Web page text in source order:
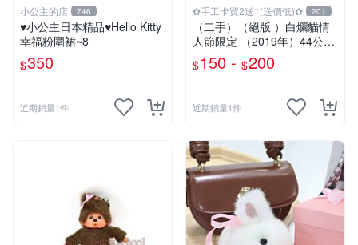
小公主的店 746
♥小公主日本精品♥Hello Kitty
幸福粉圍裙~8
$350
近期銷量1件
✿手工卡買2送1(送價低)✿ 201
（二手）（絕版 ）白爛貓情
人節限定 （2019年）44公分
大娃＆雞腿爛
$150 - $200
近期銷量1件